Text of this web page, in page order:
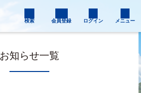
検索 会員登録 ログイン メニュー
お知らせ一覧